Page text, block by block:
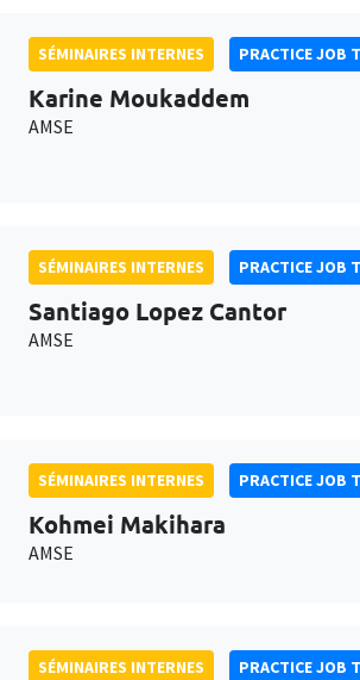
SÉMINAIRES INTERNES PRACTICE JOB
Karine Moukaddem
AMSE
SÉMINAIRES INTERNES PRACTICE JOB
Santiago Lopez Cantor
AMSE
SÉMINAIRES INTERNES PRACTICE JOB
Kohmei Makihara
AMSE
SÉMINAIRES INTERNES PRACTICE JOB